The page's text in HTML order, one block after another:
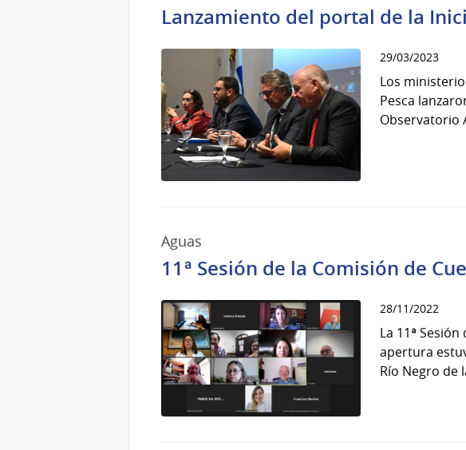
Lanzamiento del portal de la
29/03/2023
Los
Pesca
Observatorio
Aguas
11ª Sesión de la Comisión de
28/11/2022
La 11ª
apertura
Río Negro de